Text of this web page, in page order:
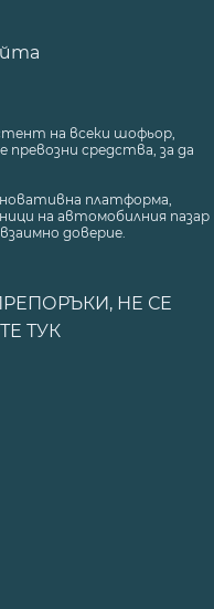
на всеки шофьор,
средства, за да
платформа,
на автомобилния пазар
доверие.
НЕ СЕ
ТУК